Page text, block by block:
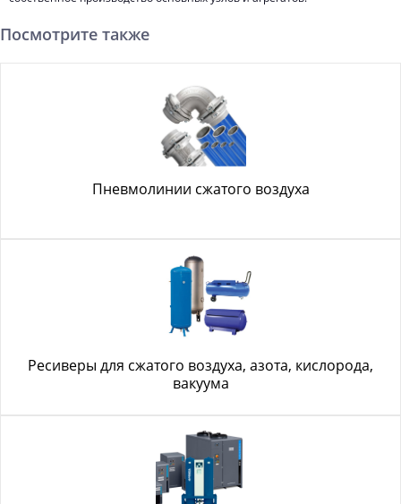
Посмотрите также
Пневмолинии сжатого воздуха
Ресиверы для сжатого воздуха, азота, кислорода,
вакуума